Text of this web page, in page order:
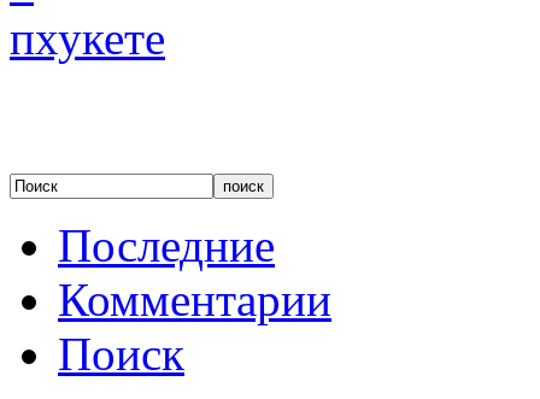
Последние
Комментарии
Поиск